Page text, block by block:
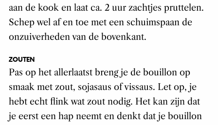
aan de kook en laat ca. 2 uur zachtjes pruttelen.
Schep wel af en toe met een schuimspaan de
onzuiverheden van de bovenkant.
ZOUTEN
Pas op het allerlaatst breng je de bouillon op
smaak met zout, sojasaus of vissaus. Let op, je
hebt echt flink wat zout nodig. Het kan zijn dat
je eerst een hap neemt en denkt dat je bouillon